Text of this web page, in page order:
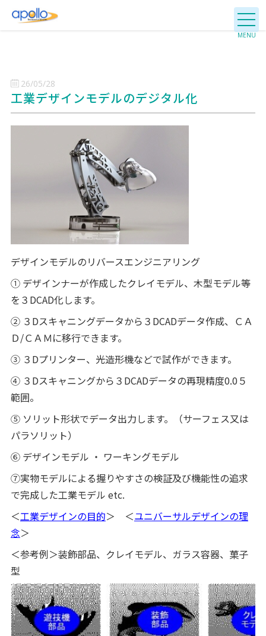
26/05/28
工業デザインモデルのデジタル化
デザインモデルのリバースエンジニアリング
① デザインナーが作成したクレイモデル、木型モデル等
を３DCAD化します。
② ３Dスキャニングデータから３DCADデータ作成、ＣＡ
Ｄ/ＣＡＭに移行できます。
③ ３Dプリンター、光造形機などで試作ができます。
④ ３Dスキャニングから３DCADデータの再現精度0.0５
範囲。
⑤ ソリット形状でデータ出力します。（サーフェス又は
パラソリット）
⑥ デザインモデル ・ ワーキングモデル
⑦実物モデルによる握りやすさの検証及び機能性の追求
で完成した工業モデル etc.
＜工業デザインの目的＞ ＜ユニバーサルデザインの理
念＞
＜参考例＞装飾部品、クレイモデル、ガラス容器、菓子
型